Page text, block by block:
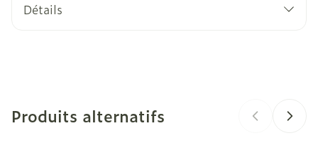
Détails
Marques Tecnica
Produits alternatifs